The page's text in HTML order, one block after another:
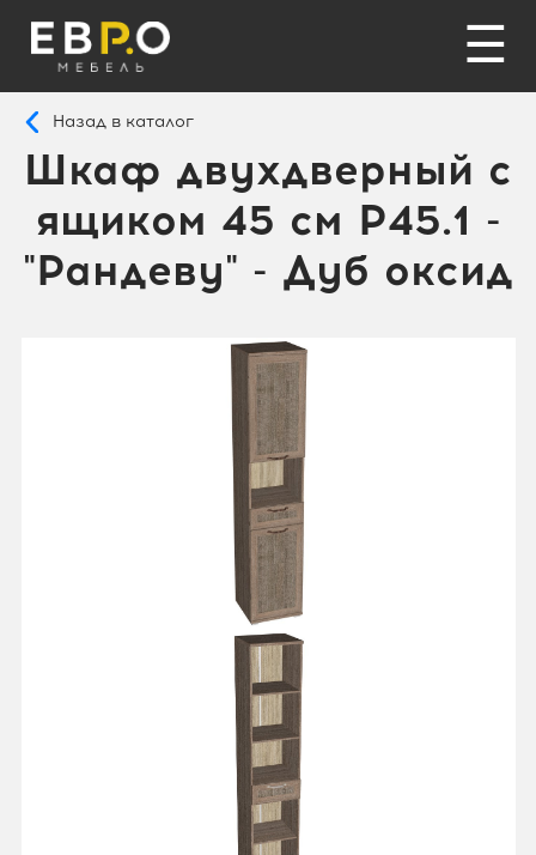
☰
Назад в каталог
Шкаф двухдверный с
ящиком 45 см P45.1 -
"Рандеву" - Дуб оксид